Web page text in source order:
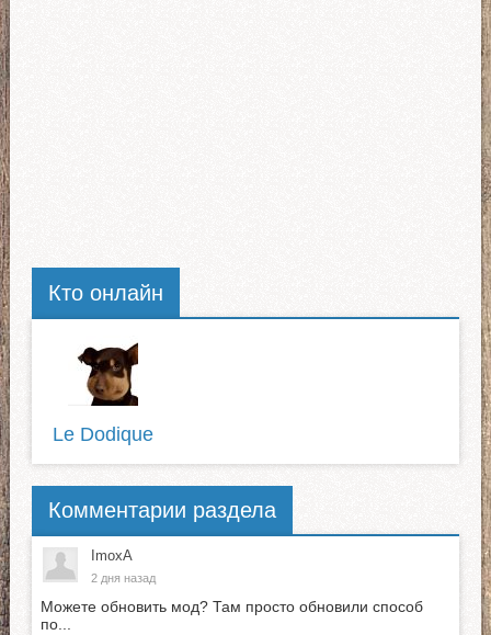
Кто онлайн
Le Dodique
Комментарии раздела
ImoxA
2 дня назад
Можете обновить мод? Там просто обновили способ
по...